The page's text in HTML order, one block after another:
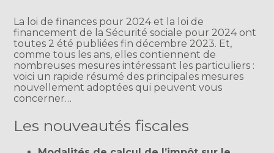
La loi de finances pour 2024 et la loi de
financement de la Sécurité sociale pour 2024 ont
toutes 2 été publiées fin décembre 2023. Et,
comme tous les ans, elles contiennent de
nombreuses mesures intéressant les particuliers :
voici un rapide résumé des principales mesures
nouvellement adoptées qui peuvent vous
concerner…
Les nouveautés fiscales